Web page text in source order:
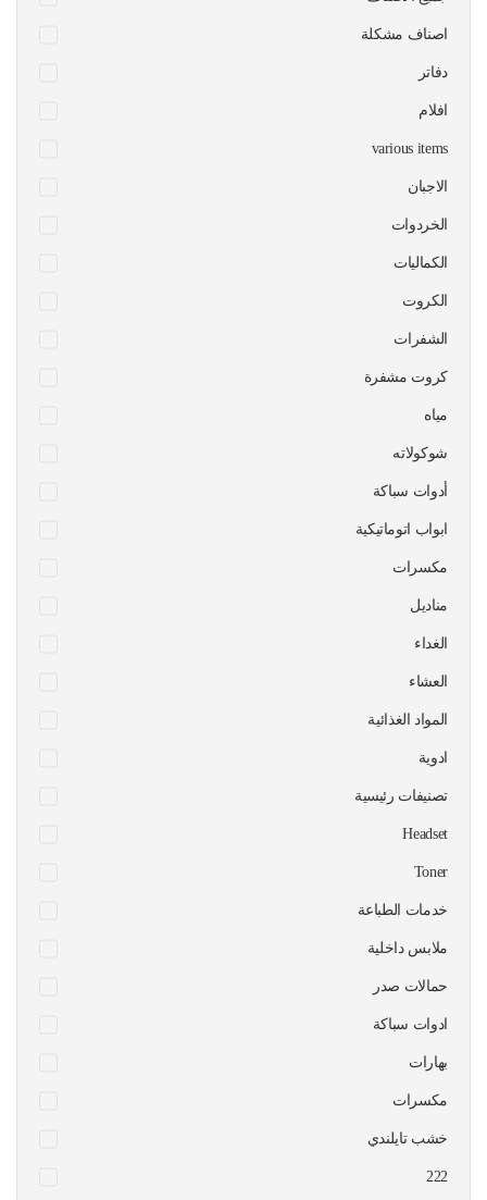
اصناف مشكلة
دفاتر
افلام
various items
الاجبان
الخردوات
الكماليات
الكروت
الشفرات
كروت مشفرة
مياه
شوكولاته
أدوات سباكة
ابواب اتوماتيكية
مكسرات
مناديل
الغداء
العشاء
المواد الغذائية
ادوية
تصنيفات رئيسية
Headset
Toner
خدمات الطباعة
ملابس داخلية
حمالات صدر
ادوات سباكة
بهارات
مكسرات
خشب تايلندي
222